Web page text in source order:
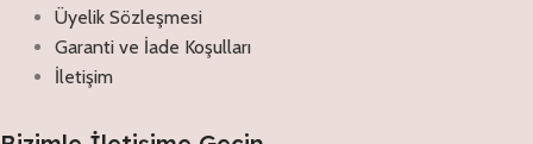
Üyelik Sözleşmesi
Garanti ve İade Koşulları
İletişim